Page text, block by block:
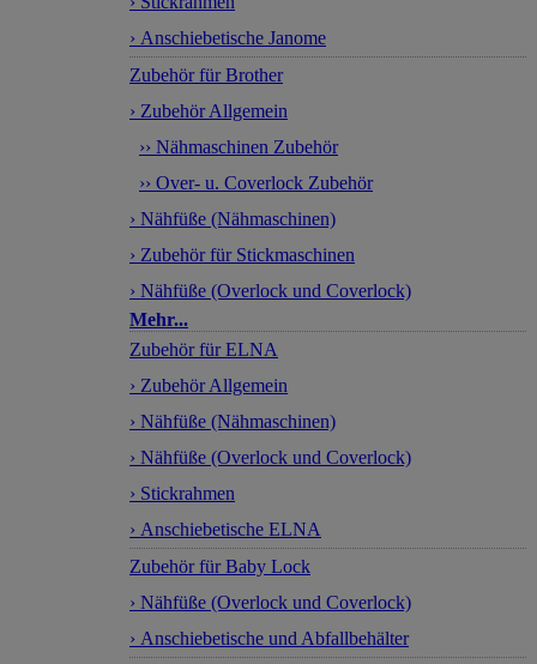
› Anschiebetische Janome
Zubehör für Brother
› Zubehör Allgemein
›› Nähmaschinen Zubehör
›› Over- u. Coverlock Zubehör
› Nähfüße (Nähmaschinen)
› Zubehör für Stickmaschinen
› Nähfüße (Overlock und Coverlock)
Mehr...
Zubehör für ELNA
› Zubehör Allgemein
› Nähfüße (Nähmaschinen)
› Nähfüße (Overlock und Coverlock)
› Stickrahmen
› Anschiebetische ELNA
Zubehör für Baby Lock
› Nähfüße (Overlock und Coverlock)
› Anschiebetische und Abfallbehälter